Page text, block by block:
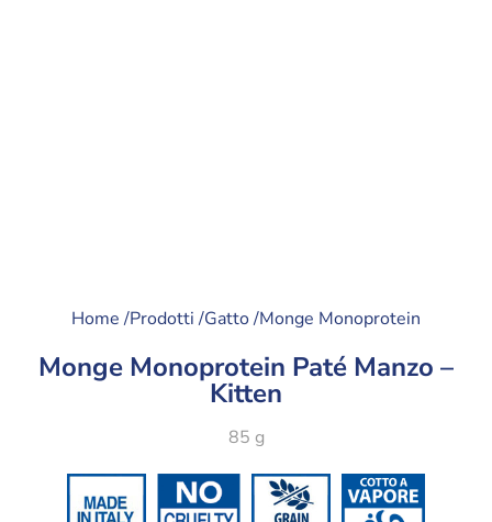
Home /Prodotti /Gatto /Monge Monoprotein
Monge Monoprotein Paté Manzo –
Kitten
85 g